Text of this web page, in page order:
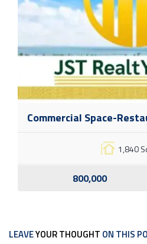
Commercial Space-
1,840
800,000
LEAVEYOUR THOUGHT ON THIS